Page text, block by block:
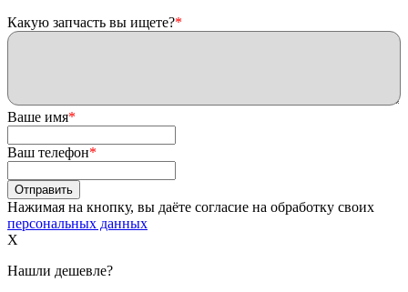
Какую запчасть вы ищете?*
Ваше имя*
Ваш телефон*
Нажимая на кнопку, вы даёте согласие на обработку своих
персональных данных
X
Нашли дешевле?